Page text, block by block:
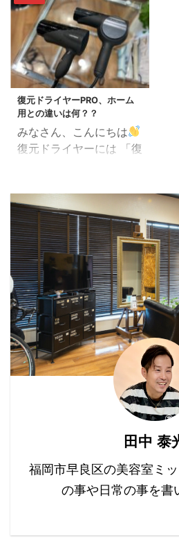
ント 質感矯正や髪質改善
トリートメント（酸熱ト
リートメント）とよばれ
るもの 質感向上のシャン
プー＆トリートメント メ
リット ...
とも言えます。 この記事
では、白髪の予防とケア
に関して、科学的根拠に
基づきながらも、理解し
やすい方法で詳しく解説
します。 1. 白髪が生じる
原因 白髪は、髪の毛を形
成する毛乳頭にあるメラ
ノサイトがメラニン色素
を十分に生産しなくなる
イトの機能が自然と衰
え、白髪が現れ始めま
す。 また、遺伝、ストレ
ス、栄養不足なども白髪
の原因として知られてい
ます。 2. 白髪予防のた
めの栄養素 ...
復元ドライヤーPRO、ホーム
用との違いは何？？
みなさん、こんにちは
復元ドライヤーには 「復
ム」 があります。 復元
の風！育成光線とは何で
すか？？復元ドライヤー
解説。 違いは？？ 復元
の風＝「マイナス電子」
＋「育成光線」 は同じな
ので、風質だけで選ぶな
らホームで十分かと思い
ます。 「HOME」と
「PRO」との違いは、 ・
品質管理の徹底さ ・重さ
・操作性 ・音 ・メンテ
ナンスのフォロー ・消費
電力 が違います。 「品
「HOMEホーム」は、ネ
ットでも買え ...
田中 泰
福岡市早良区の美容室ミ
の事や日常の事を書